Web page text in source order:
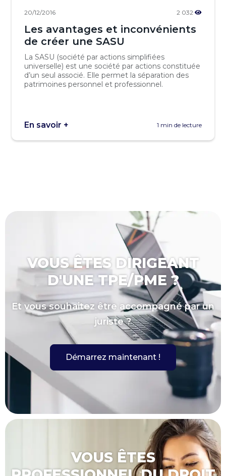
20/12/2016 2 032
Les avantages et inconvénients
de créer une SASU
La SASU (société par actions simplifiées
universelle) est une société par actions constituée
d’un seul associé. Elle permet la séparation des
patrimoines personnel et professionnel.
En savoir + 1 min de lecture
VOUS ÊTES DIRIGEANT
D'UNE TPE/PME ?
Et vous souhaitez être accompagné par un
juriste ?
Démarrez maintenant !
VOUS ÊTES